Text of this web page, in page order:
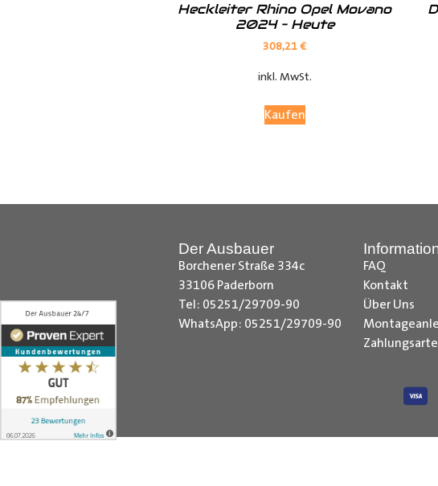
Sprinter Radkastenschutz, Maxus e-deliver 3
Nissan NV200 Radkastenschutz, Nissan
Radkastenschutz, Opel Combo
Radkastenschutz, Peugeot Expert
Kangoo Radkastenschutz, Renault Trafic
Toyota Proace City Radkastenschutz, VW
Heckleiter Rhino Opel Movano
2024 – Heute
308,21€
inkl. MwSt.
Kaufen
Der Ausbauer
Borchener Straße 334c
33106 Paderborn
Tel: 05251/29709-90
WhatsApp: 05251/29709-90
FAQ
Kontakt
Über Uns